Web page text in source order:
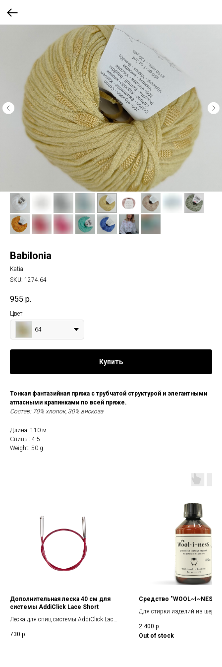
Babilonia
Katia
SKU: 1274.64
955 р.
Цвет
64
Купить
Тонкая фантазийная пряжа с трубчатой ​​структурой и элегантными
атласными крапинками по всей пряже.
Состав: 70% хлопок, 30% вискоза
Длина: 110 м.
Спицы: 4-5
Weight: 50 g
Дополнительная леска 40 см для
системы AddiClick Lace Short
Леска для спиц системы AddiClick Lace
730 р.
Cредство
Для стирки изделий из
2 400 р.
Out of stock